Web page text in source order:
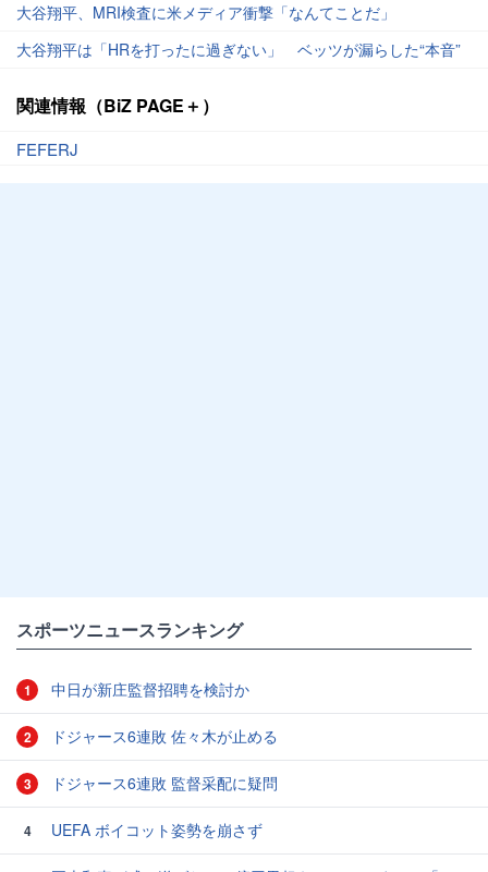
大谷翔平、MRI検査に米メディア衝撃「なんてことだ」
大谷翔平は「HRを打ったに過ぎない」 ベッツが漏らした“本音”
関連情報（BiZ PAGE＋）
FEFERJ
スポーツニュースランキング
1 中日が新庄監督招聘を検討か
2 ドジャース6連敗 佐々木が止める
3 ドジャース6連敗 監督采配に疑問
4 UEFA ボイコット姿勢を崩さず